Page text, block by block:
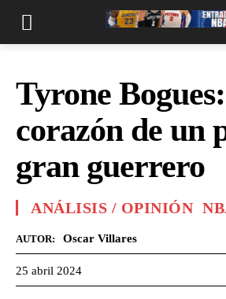
Tyrone
corazón de un
gran guerrero
ANÁLISIS / OPINIÓN
AUTOR: Oscar Villares
25 abril 2024